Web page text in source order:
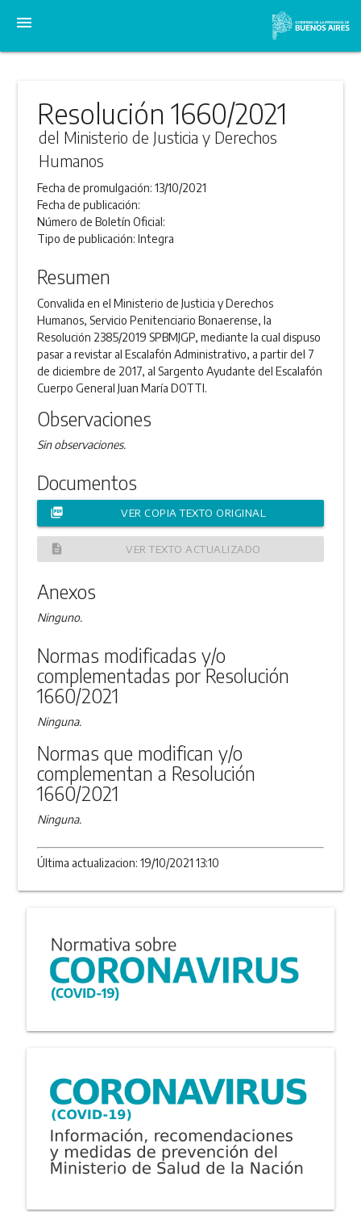
menu
Resolución 1660/2021
del Ministerio de Justicia y Derechos
Humanos
Fecha de promulgación:13/10/2021
Fecha de publicación:
Número de Boletín Oficial:
Tipo de publicación:Integra
Resumen
Convalida en el Ministerio de Justicia y Derechos
Humanos, Servicio Penitenciario Bonaerense, la
Resolución 2385/2019 SPBMJGP, mediante la cual dispuso
pasar a revistar al Escalafón Administrativo, a partir del 7
de diciembre de 2017, al Sargento Ayudante del Escalafón
Cuerpo General Juan María DOTTI.
Observaciones
Sin observaciones.
Documentos
picture_as_pdf VER COPIA TEXTO ORIGINAL
description VER TEXTO ACTUALIZADO
Anexos
Ninguno.
Normas modificadas y/o
complementadas por Resolución
1660/2021
Ninguna.
Normas que modifican y/o
complementan a Resolución
1660/2021
Ninguna.
Última actualizacion: 19/10/2021 13:10